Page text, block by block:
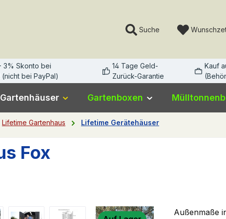
Suche
3% Skonto bei
bei PayPal)
14 Tage Geld-
Zurück-Garantie
Kauf
Gartenhäuser Gartenboxen
Lifetime Gartenhaus Lifetime Gerätehäuser
Fox
Außenmaße